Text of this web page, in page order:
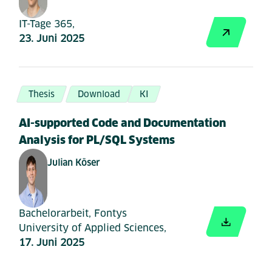
IT-Tage 365,
23. Juni 2025
Thesis Download KI
AI-supported Code and Documentation
Analysis for PL/SQL Systems
Julian Köser
Bachelorarbeit, Fontys
University of Applied Sciences,
17. Juni 2025